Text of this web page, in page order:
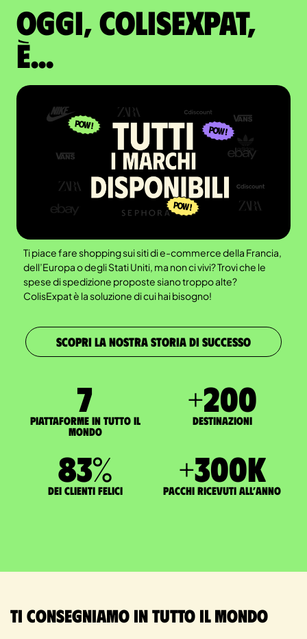
Oggi, ColisExpat,
è...
Ti piace fare shopping sui siti di e-commerce della Francia,
dell’Europa o degli Stati Uniti, ma non ci vivi? Trovi che le
spese di spedizione proposte siano troppo alte?
ColisExpat è la soluzione di cui hai bisogno!
SCOPRI LA NOSTRA STORIA DI SUCCESSO
7
Piattaforme in tutto il
mondo
+200
Destinazioni
83%
dei clienti felici
+300K
pacchi ricevuti all’anno
Ti consegniamo in tutto il mondo